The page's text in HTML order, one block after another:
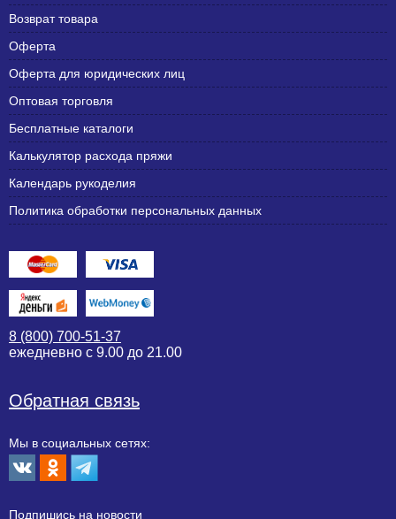
Возврат товара
Оферта
Оферта для юридических лиц
Оптовая торговля
Бесплатные каталоги
Калькулятор расхода пряжи
Календарь рукоделия
Политика обработки персональных данных
8 (800) 700-51-37
ежедневно с 9.00 до 21.00
Обратная связь
Мы в социальных сетях:
Подпишиcь на новости